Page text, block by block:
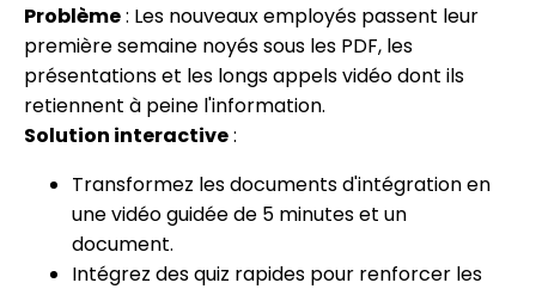
Problème: Les nouveaux employés passent leur
première semaine noyés sous les PDF, les
présentations et les longs appels vidéo dont ils
retiennent à peine l'information.
Solution interactive:
Transformez les documents d'intégration en
une vidéo guidée de 5 minutes et un
document.
Intégrez des quiz rapides pour renforcer les